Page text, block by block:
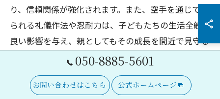
り、信頼関係が強化されます。また、空手を通じて得
られる礼儀作法や忍耐力は、子どもたちの生活全般に
良い影響を与え、親としてもその成長を間近で見守る
ことができるのです。こうした体験が、親子の日常生
ります。未来に向けたさらなる成長が期待できる勇士
050-8885-5601
お問い合わせはこちら 公式ホームページ